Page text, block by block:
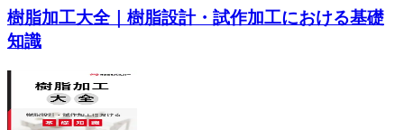
樹脂加工大全｜樹脂設計・試作加⼯における基礎
知識